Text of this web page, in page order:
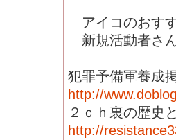
アイコのおす
新規活動者さ
犯罪予備軍養成
http://
２ｃｈ裏の歴史
http://